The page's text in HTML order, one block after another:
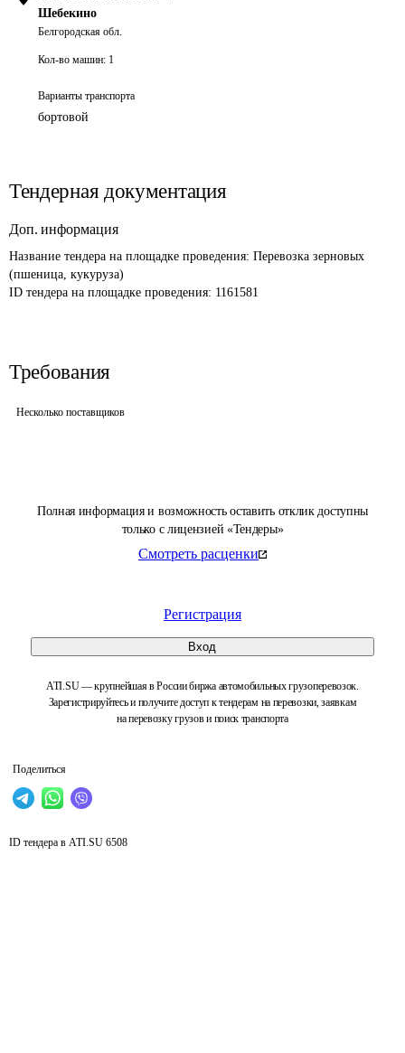
Полная информация и возможность оставить отклик доступны
только с лицензией «Тендеры»
Смотреть расценки
Регистрация
Вход
ATI.SU — крупнейшая в России биржа автомобильных грузоперевозок.
Зарегистрируйтесь и получите доступ к тендерам на перевозки, заявкам
на перевозку грузов и поиск транспорта
Поделиться
Шебекино
Белгородская обл.
Кол-во машин: 1
Варианты транспорта
бортовой
Тендерная документация
Доп. информация
Название тендера на площадке проведения: Перевозка зерновых
(пшеница, кукуруза)
ID тендера на площадке проведения: 1161581
Требования
Несколько поставщиков
ID тендера в ATI.SU 6508